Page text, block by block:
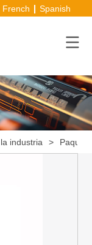
French Spanish
industria >